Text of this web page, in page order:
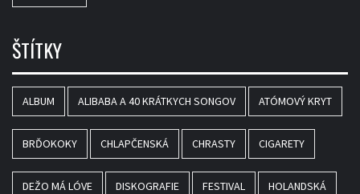
ŠTÍTKY
ALBUM ALIBABA A 40 KRÁTKYCH SONGOV ATÓMOVÝ KRYT
BRĎOKOKY CHLAPČENSKÁ CHRASTY CIGARETY
DEŽO MÁ LÓVE DISKOGRAFIE FESTIVAL HOLANDSKÁ